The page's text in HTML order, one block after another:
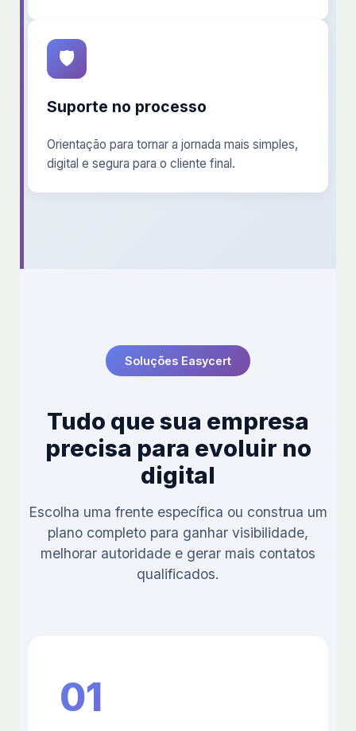
🛡️
Suporte no processo
Orientação para tornar a jornada mais simples,
digital e segura para o cliente final.
Soluções Easycert
Tudo que sua empresa
precisa para evoluir no
digital
Escolha uma frente específica ou construa um
plano completo para ganhar visibilidade,
melhorar autoridade e gerar mais contatos
qualificados.
01